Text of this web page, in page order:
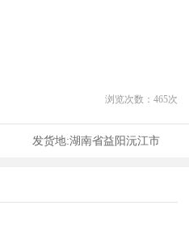
浏览次数： 465次
发货地:湖南省益阳沅江市